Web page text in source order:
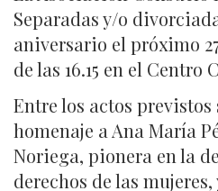
Separadas y/o
aniversario el próximo
de las 16.15 en el
Entre los actos previstos
homenaje a Ana María
Noriega, pionera en la
derechos de las